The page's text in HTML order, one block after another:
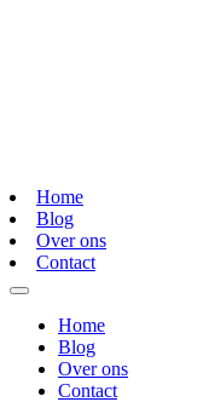
Home
Blog
Over ons
Contact
Home
Blog
Over ons
Contact